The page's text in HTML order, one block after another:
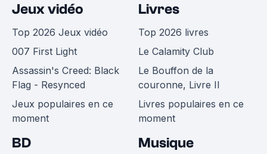
Jeux vidéo
Top 2026 Jeux vidéo
007 First Light
Assassin's Creed: Black
Flag - Resynced
Jeux populaires en ce
moment
Livres
Top 2026 livres
Le Calamity Club
Le Bouffon de la
couronne, Livre II
Livres populaires en ce
moment
BD Musique